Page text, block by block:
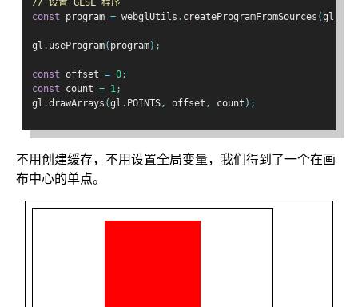
// 设置 GLSL 程序
const program = webglUtils . createProgramFromSources (gl
gl . useProgram( program);
const offset = 0;
const count = 1;
gl .drawArrays (gl . POINTS, offset , count );
不用创建缓存，不用设置全局变量，我们得到了一个在画
布中心的单点。